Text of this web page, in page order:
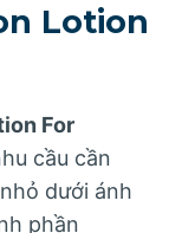
Lotion
For
cầu cần
dưới ánh
phần